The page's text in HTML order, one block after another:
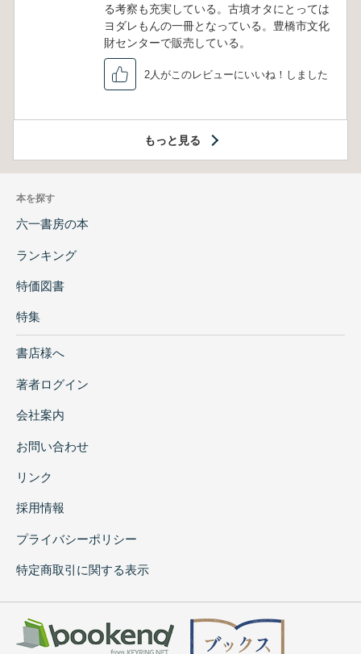
る考察も充実している。古墳オタにとっては
ヨダレもんの一冊となっている。豊橋市文化
財センターで販売している。
2人がこのレビューにいいね！しました
もっと見る
本を探す
六一書房の本
ランキング
特価図書
特集
書店様へ
著者ログイン
会社案内
お問い合わせ
リンク
採用情報
プライバシーポリシー
特定商取引に関する表示